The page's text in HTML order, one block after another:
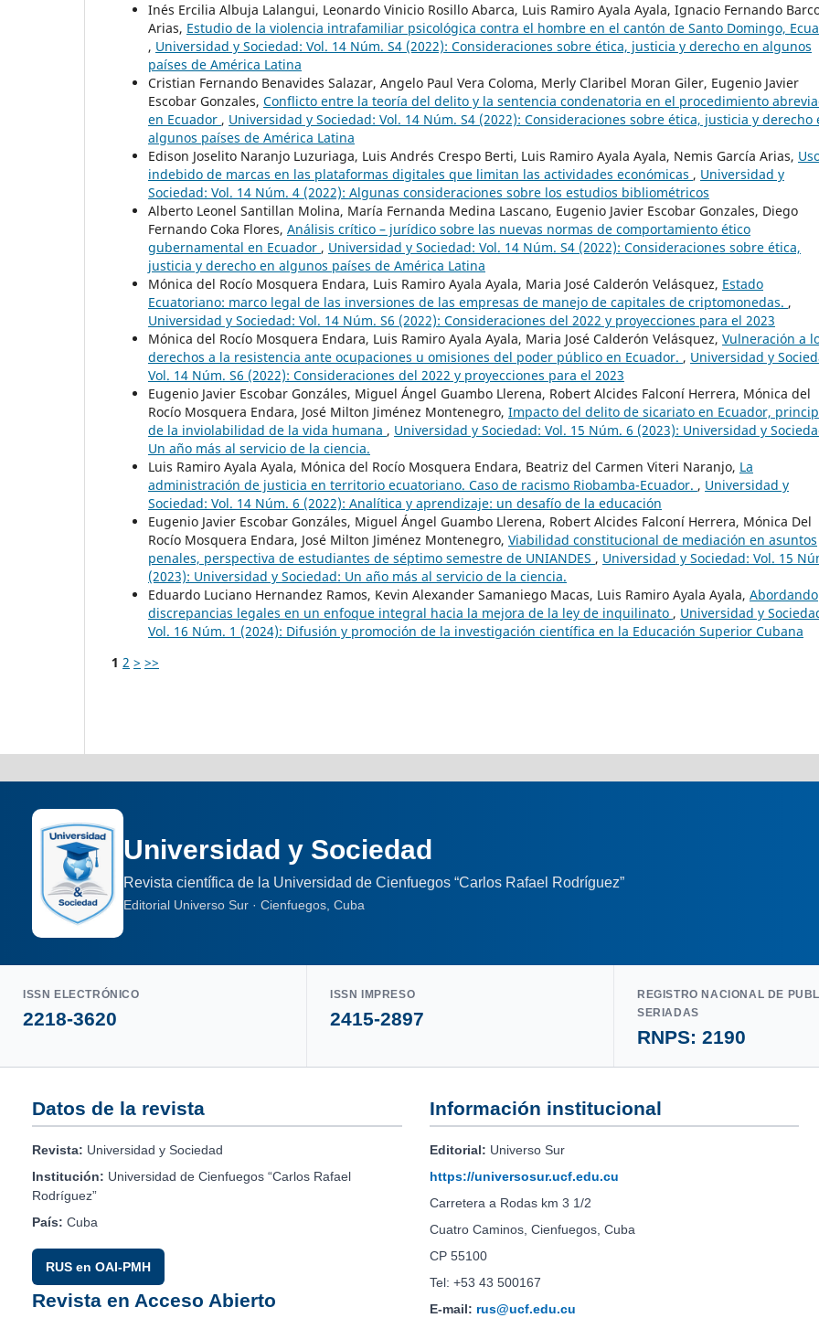
Inés Ercilia Albuja Lalangui, Leonardo Vinicio Rosillo Abarca, Luis Ramiro Ayala Ayala, Ignacio Fernando
Arias, Estudio de la violencia intrafamiliar psicológica contra el hombre en el cantón de Santo Domingo,
, Universidad y Sociedad: Vol. 14 Núm. S4 (2022): Consideraciones sobre ética, justicia y derecho en algunos
países de América Latina
Cristian Fernando Benavides Salazar, Angelo Paul Vera Coloma, Merly Claribel Moran Giler, Eugenio Javier
Escobar Gonzales, Conflicto entre la teoría del delito y la sentencia condenatoria en el procedimiento
en Ecuador , Universidad y Sociedad: Vol. 14 Núm. S4 (2022): Consideraciones sobre ética, justicia y derecho
algunos países de América Latina
Edison Joselito Naranjo Luzuriaga, Luis Andrés Crespo Berti, Luis Ramiro Ayala Ayala, Nemis García Arias,
indebido de marcas en las plataformas digitales que limitan las actividades económicas , Universidad y
Sociedad: Vol. 14 Núm. 4 (2022): Algunas consideraciones sobre los estudios bibliométricos
Alberto Leonel Santillan Molina, María Fernanda Medina Lascano, Eugenio Javier Escobar Gonzales, Diego
Fernando Coka Flores, Análisis crítico – jurídico sobre las nuevas normas de comportamiento ético
gubernamental en Ecuador , Universidad y Sociedad: Vol. 14 Núm. S4 (2022): Consideraciones sobre ética,
justicia y derecho en algunos países de América Latina
Mónica del Rocío Mosquera Endara, Luis Ramiro Ayala Ayala, Maria José Calderón Velásquez, Estado
Ecuatoriano: marco legal de las inversiones de las empresas de manejo de capitales de criptomonedas. ,
Universidad y Sociedad: Vol. 14 Núm. S6 (2022): Consideraciones del 2022 y proyecciones para el 2023
Mónica del Rocío Mosquera Endara, Luis Ramiro Ayala Ayala, Maria José Calderón Velásquez, Vulneración a
derechos a la resistencia ante ocupaciones u omisiones del poder público en Ecuador. , Universidad y
Vol. 14 Núm. S6 (2022): Consideraciones del 2022 y proyecciones para el 2023
Eugenio Javier Escobar Gonzáles, Miguel Ángel Guambo Llerena, Robert Alcides Falconí Herrera, Mónica del
Rocío Mosquera Endara, José Milton Jiménez Montenegro, Impacto del delito de sicariato en Ecuador,
de la inviolabilidad de la vida humana , Universidad y Sociedad: Vol. 15 Núm. 6 (2023): Universidad y
Un año más al servicio de la ciencia.
Luis Ramiro Ayala Ayala, Mónica del Rocío Mosquera Endara, Beatriz del Carmen Viteri Naranjo, La
administración de justicia en territorio ecuatoriano. Caso de racismo Riobamba-Ecuador. , Universidad y
Sociedad: Vol. 14 Núm. 6 (2022): Analítica y aprendizaje: un desafío de la educación
Eugenio Javier Escobar Gonzáles, Miguel Ángel Guambo Llerena, Robert Alcides Falconí Herrera, Mónica Del
Rocío Mosquera Endara, José Milton Jiménez Montenegro, Viabilidad constitucional de mediación en asuntos
penales, perspectiva de estudiantes de séptimo semestre de UNIANDES , Universidad y Sociedad: Vol. 15
(2023): Universidad y Sociedad: Un año más al servicio de la ciencia.
Eduardo Luciano Hernandez Ramos, Kevin Alexander Samaniego Macas, Luis Ramiro Ayala Ayala, Abordando
discrepancias legales en un enfoque integral hacia la mejora de la ley de inquilinato , Universidad y
Vol. 16 Núm. 1 (2024): Difusión y promoción de la investigación científica en la Educación Superior Cubana
1 2 > >>
Universidad y Sociedad
Revista científica de la Universidad de Cienfuegos “Carlos Rafael Rodríguez”
Editorial Universo Sur · Cienfuegos, Cuba
ISSN ELECTRÓNICO
2218-3620
ISSN IMPRESO
2415-2897
REGISTRO NACIONAL DE
SERIADAS
RNPS: 2190
Datos de la revista
Revista: Universidad y Sociedad
Institución: Universidad de Cienfuegos “Carlos Rafael
Rodríguez”
País: Cuba
RUS en OAI-PMH
Revista en Acceso Abierto
Información institucional
Editorial: Universo Sur
https://universosur.ucf.edu.cu
Carretera a Rodas km 3 1/2
Cuatro Caminos, Cienfuegos, Cuba
CP 55100
Tel: +53 43 500167
E-mail: rus@ucf.edu.cu